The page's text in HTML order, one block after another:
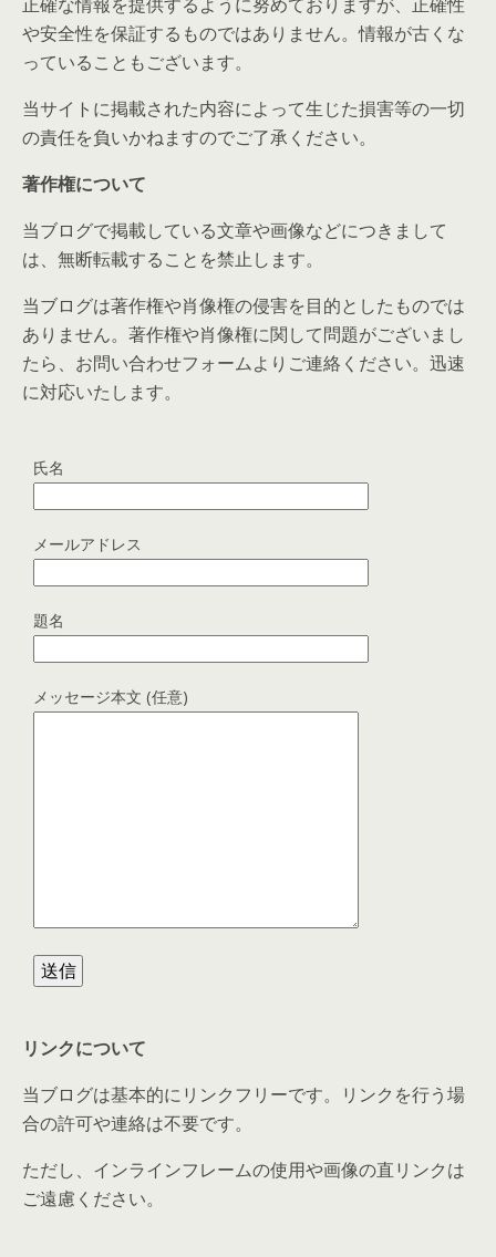
や安全性を保証するものではありません。情報が古くな
っていることもございます。
当サイトに掲載された内容によって生じた損害等の一切
の責任を負いかねますのでご了承ください。
著作権について
当ブログで掲載している文章や画像などにつきまして
は、無断転載することを禁止します。
当ブログは著作権や肖像権の侵害を目的としたものでは
ありません。著作権や肖像権に関して問題がございまし
たら、お問い合わせフォームよりご連絡ください。迅速
に対応いたします。
氏名
メールアドレス
題名
メッセージ本文 (任意)
リンクについて
当ブログは基本的にリンクフリーです。リンクを行う場
合の許可や連絡は不要です。
ただし、インラインフレームの使用や画像の直リンクは
ご遠慮ください。